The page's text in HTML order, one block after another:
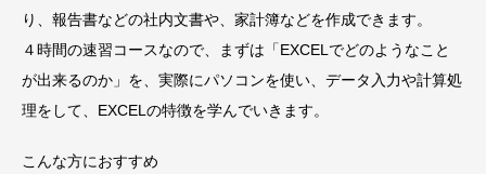
り、報告書などの社内文書や、家計簿などを作成できます。
４時間の速習コースなので、まずは「EXCELでどのようなこと
が出来るのか」を、実際にパソコンを使い、データ入力や計算処
理をして、EXCELの特徴を学んでいきます。
こんな方におすすめ